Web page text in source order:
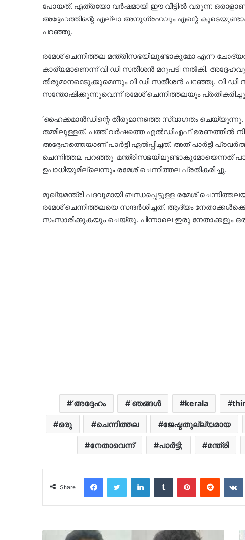
പോയത്. എത്രയോ വര്‍ഷമായി ഈ വീട്ടില്‍ വരുന്ന
അദ്ദേഹത്തിന്റെ എല്ലാ അനുഗ്രഹവും എന്റെ
പറഞ്ഞു.
രമേശ് ചെന്നിത്തല മന്ത്രിസഭയിലുണ്ടാകുമോ എന്ന
കാര്യമാണെന്ന് വി ഡി സതീശന്‍ മറുപടി നല്‍കി.
തീരുമാനമെടുക്കുമെന്നും വി ഡി സതീശന്‍ പറഞ്ഞു. വി
സന്തോഷിക്കുന്നുവെന്ന് രമേശ് ചെന്നിത്തലയും
‘ഹൈക്കമാന്‍ഡിന്റെ തീരുമാനത്തെ സ്വാഗതം
തമ്മിലുള്ളത്. പത്ത് വര്‍ഷത്തെ എല്‍ഡിഎഫ് ഭരണത്തില്‍
അദ്ദേഹത്തെയാണ് പാര്‍ട്ടി ഏല്‍പ്പിച്ചത്. അത് പാര്‍ട്ടി
ചെന്നിത്തല പറഞ്ഞു. മന്ത്രിസഭയിലുണ്ടാകുമോയെന്നത്
ഉപാധിയുമില്ലെന്നും രമേശ് ചെന്നിത്തല പ്രതികരിച്ചു.
മുഖ്യമന്ത്രി പദവുമായി ബന്ധപ്പെട്ടുള്ള രമേശ്
രമേശ് ചെന്നിത്തലയെ സന്ദര്‍ശിച്ചത്. ആദ്യം
സംസാരിക്കുകയും ചെയ്തു. പിന്നാലെ ഇരു നേതാക്കളും
‘അദ്ദേഹം ‘ഞങ്ങൾ kerala
ഒരു ചെന്നിത്തല ജേഷ്ഠതുല്ല്യമായ
നേതാവെന്ന് പാർട്ടി; മന്ത്രി
Share
FacebookTwitter LinkedInTumblr PinterestReddit